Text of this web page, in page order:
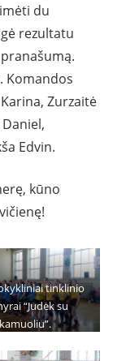
du
rezultatu
Komandos
Zurzaitė
Edvin.
kūno
tinklinio
“Judėk su
kamuoliu”.